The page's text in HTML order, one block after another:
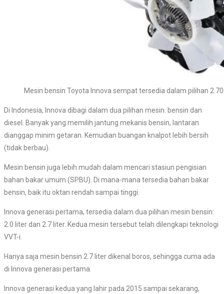
Mesin bensin Toyota Innova sempat tersedia dalam pilihan
Di Indonesia, Innova dibagi dalam dua pilihan mesin: bensin dan
diesel. Banyak yang memilih jantung mekanis bensin, lantaran
dianggap minim getaran. Kemudian buangan knalpot lebih bersih
(tidak berbau).
Mesin bensin juga lebih mudah dalam mencari stasiun pengisian
bahan bakar umum (SPBU). Di mana-mana tersedia bahan bakar
bensin, baik itu oktan rendah sampai tinggi.
Innova generasi pertama, tersedia dalam dua pilihan mesin bensin:
2.0 liter dan 2.7 liter. Kedua mesin tersebut telah dilengkapi teknologi
VVT-i.
Hanya saja mesin bensin 2.7 liter dikenal boros, sehingga cuma ada
di Innova generasi pertama.
Innova generasi kedua yang lahir pada 2015 sampai sekarang,